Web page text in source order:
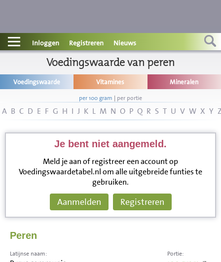
Contact
Informatie
Disclaimer
Inloggen Registreren Nieuws
Voedingswaarde van peren
Voedingswaarde Vitamines Mineralen
per 100 gram | per portie
A B C D E F G H I J K L M N O P Q R S T U V W X Y
Je bent niet aangemeld.
Meld je aan of registreer een account op
Voedingswaardetabel.nl om alle uitgebreide funties te
gebruiken.
Aanmelden Registreren
Peren
Portie:
Latijnse naam: